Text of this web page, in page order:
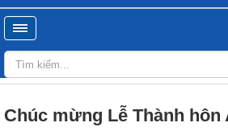
Chúc mừng Lễ Thành hôn